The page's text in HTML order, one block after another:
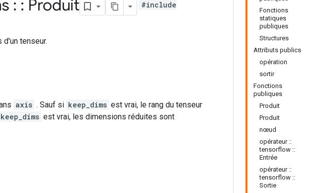
Fonctions
statiques
publiques
Structures
Attributs publics
opération
sortir
Fonctions
publiques
Produit
Produit
nœud
opérateur ::
tensorflow ::
Entrée
opérateur ::
tensorflow ::
Sortie
: : Produit
#include
tenseur.
axis . Sauf si keep_dims est vrai, le rang du tenseur
keep_dims est vrai, les dimensions réduites sont